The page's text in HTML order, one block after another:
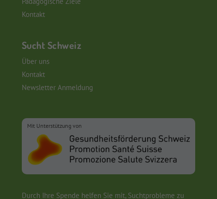
Kontakt
Sucht Schweiz
Über uns
Kontakt
Newsletter Anmeldung
Mit Unterstützung von
Durch Ihre Spende helfen Sie mit, Suchtprobleme zu